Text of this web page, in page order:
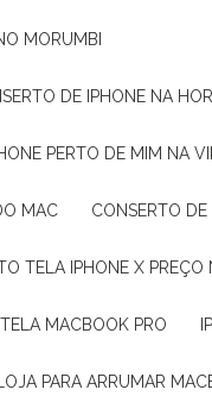
MORUMBI
DE IPHONE NA
PERTO DE MIM NA
MAC CONSERTO
TELA IPHONE X PREÇO
TELA MACBOOK PRO
LOJA PARA ARRUMAR